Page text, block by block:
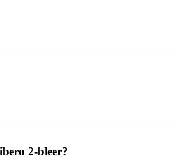
2-bleer?